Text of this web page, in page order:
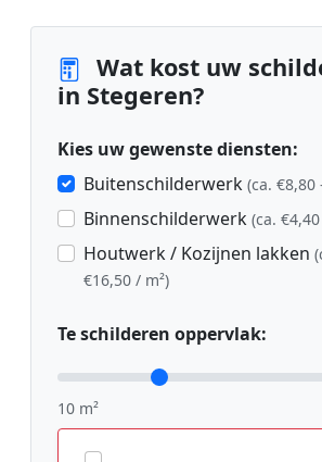
Wat kost uw
in Stegeren?
Kies uw gewenste diensten:
Buitenschilderwerk (ca. €8,80
Binnenschilderwerk (ca.
Houtwerk / Kozijnen lakken
€16,50 / m²)
Te schilderen oppervlak:
10 m²